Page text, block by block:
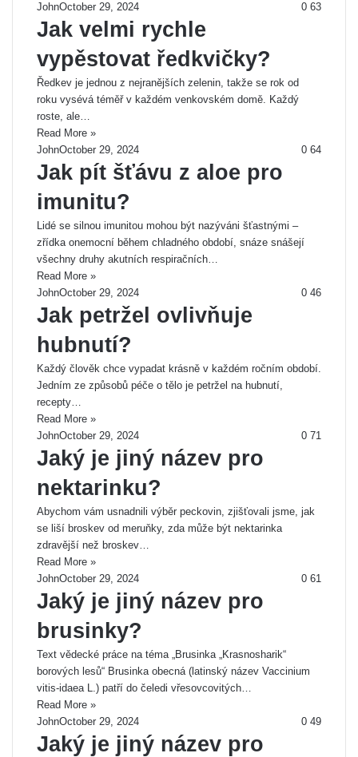
JohnOctober 29, 2024 0 63
Jak velmi rychle
vypěstovat ředkvičky?
Ředkev je jednou z nejranějších zelenin, takže se rok od
roku vysévá téměř v každém venkovském domě. Každý
roste, ale…
Read More »
JohnOctober 29, 2024 0 64
Jak pít šťávu z aloe pro
imunitu?
Lidé se silnou imunitou mohou být nazýváni šťastnými –
zřídka onemocní během chladného období, snáze snášejí
všechny druhy akutních respiračních…
Read More »
JohnOctober 29, 2024 0 46
Jak petržel ovlivňuje
hubnutí?
Každý člověk chce vypadat krásně v každém ročním období.
Jedním ze způsobů péče o tělo je petržel na hubnutí,
recepty…
Read More »
JohnOctober 29, 2024 0 71
Jaký je jiný název pro
nektarinku?
Abychom vám usnadnili výběr peckovin, zjišťovali jsme, jak
se liší broskev od meruňky, zda může být nektarinka
zdravější než broskev…
Read More »
JohnOctober 29, 2024 0 61
Jaký je jiný název pro
brusinky?
Text vědecké práce na téma „Brusinka „Krasnosharik“
borových lesů“ Brusinka obecná (latinský název Vaccinium
vitis-idaea L.) patří do čeledi vřesovcovitých…
Read More »
JohnOctober 29, 2024 0 49
Jaký je jiný název pro